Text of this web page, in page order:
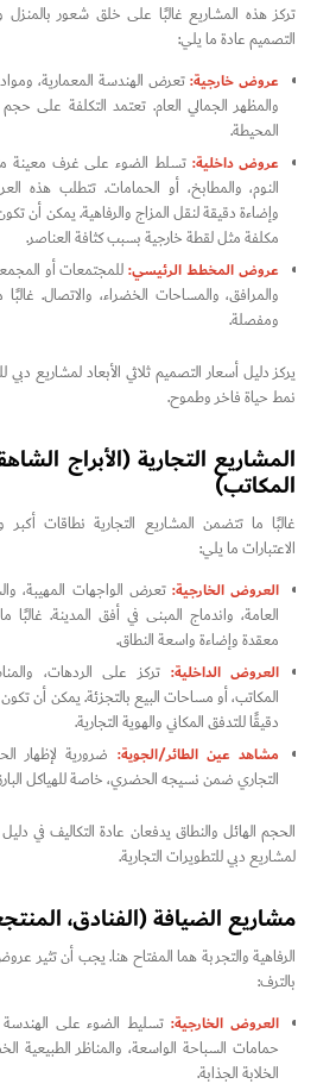
تركز هذه المشاريع غالبًا على خلق شعور
التصميم عادة ما يلي:
عروض خارجية:تعرض الهندسة المعمارية، ومواد
والمظهر الجمالي العام. تعتمد التكلفة على حجم
المحيطة.
عروض داخلية: تسلط الضوء على غرف معينة
النوم، والمطابخ، أو الحمامات. تتطلب هذه
وإضاءة دقيقة لنقل المزاج والرفاهية. يمكن أن
مكلفة مثل لقطة خارجية بسبب كثافة العناصر.
عروض المخطط الرئيسي:للمجتمعات أو
والمرافق، والمساحات الخضراء، والاتصال.
ومفصلة.
يركز دليل أسعار التصميم ثلاثي الأبعاد لمشاريع
نمط حياة فاخر وطموح.
المشاريع التجارية (الأبراج
المكاتب)
غالبًا ما تتضمن المشاريع التجارية نطاقات
الاعتبارات ما يلي:
العروض الخارجية:تعرض الواجهات المهيبة،
العامة، واندماج المبنى في أفق المدينة.
معقدة وإضاءة واسعة النطاق.
العروض الداخلية: تركز على الردهات،
المكاتب، أو مساحات البيع بالتجزئة. يمكن أن
دقيقًا للتدفق المكاني والهوية التجارية.
مشاهد عين الطائر/الجوية: ضرورية لإظهار
التجاري ضمن نسيجه الحضري، خاصة للهياكل
الحجم الهائل والنطاق يدفعان عادة التكاليف في دليل
لمشاريع دبي للتطويرات التجارية.
مشاريع الضيافة (الفنادق،
الرفاهية والتجربة هما المفتاح هنا. يجب أن تثير
بالترف:
العروض الخارجية:تسليط الضوء على الهندسة
حمامات السباحة الواسعة، والمناظر الطبيعية
الخلابة الجذابة.